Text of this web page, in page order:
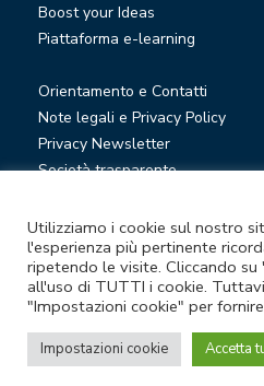
Boost your Ideas
Piattaforma e-learning
Orientamento e Contatti
Note legali e Privacy Policy
Privacy Newsletter
Società trasparente
© Lazio Innova S.p.A. società
coordinamento della Regione Lazio
Sede legale Via Marco Aurelio 26
Partita Iva e Codice fiscale
Capitale sociale € 48.927.354,56 i.v.
Utilizziamo i cookie sul nostro
l'esperienza più pertinente
ripetendo le visite. Cliccando
all'uso di TUTTI i cookie.
"Impostazioni cookie" per
Impostazioni cookie Accetta